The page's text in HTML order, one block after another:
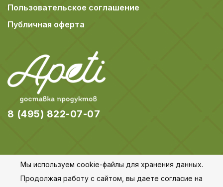
Пользовательское соглашение
Публичная оферта
8 (495) 822-07-07
© 2018-2026 Apeti.ru,Карта сайта
Мы используем cookie-файлы для хранения данных.
Продолжая работу с сайтом, вы даете согласие на